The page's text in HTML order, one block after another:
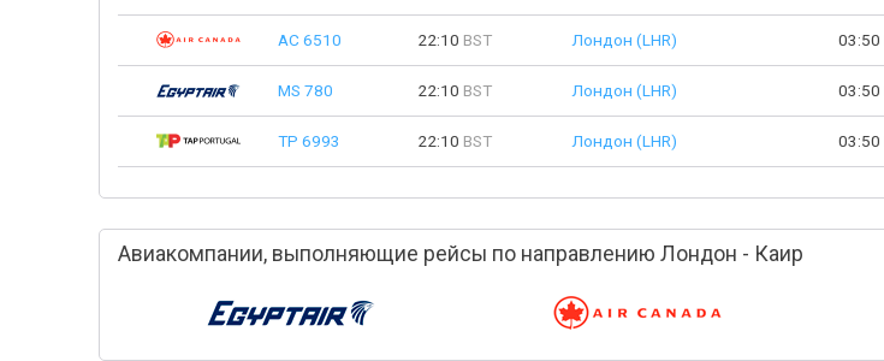
AC 6510 22:10 BST Лондон (LHR) 03:50
MS 780 22:10 BST Лондон (LHR) 03:50
TP 6993 22:10 BST Лондон (LHR) 03:50
Авиакомпании, выполняющие рейсы по направлению Лондон - Каир